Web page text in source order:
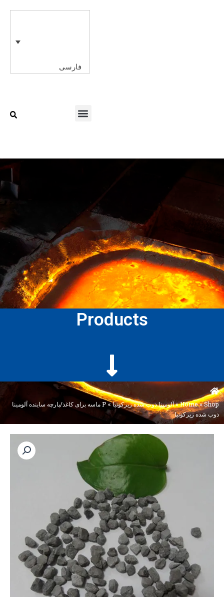
فارسی
Menu
Products
Home»Shop
»آلومینا ذوب شده زیرکونیا»
P ماسه برای کاغذ/پارچه ساینده آلومینا
ذوب شده زیرکونیا